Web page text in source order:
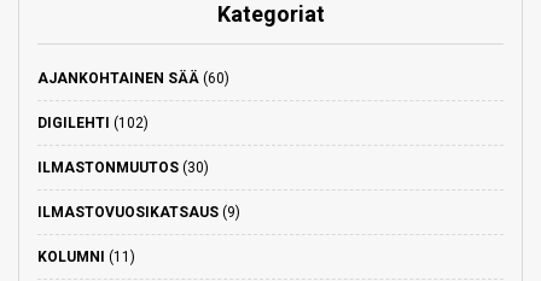
Kategoriat
AJANKOHTAINEN SÄÄ (60)
DIGILEHTI (102)
ILMASTONMUUTOS (30)
ILMASTOVUOSIKATSAUS (9)
KOLUMNI (11)